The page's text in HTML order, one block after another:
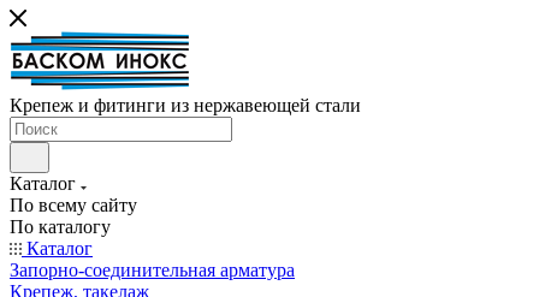
Крепеж и фитинги из нержавеющей стали
Каталог
По всему сайту
По каталогу
Каталог
Запорно-соединительная арматура
Крепеж, такелаж